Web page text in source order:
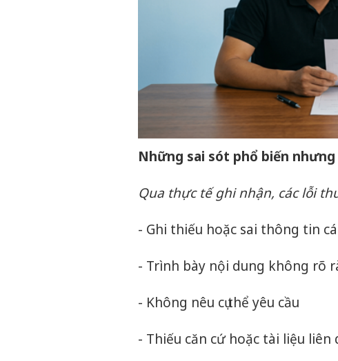
Những sai sót phổ biến
Qua thực tế ghi nhận, các lỗi
- Ghi thiếu hoặc sai thông tin
- Trình bày nội dung không rõ
- Không nêu cụ thể yêu cầu
- Thiếu căn cứ hoặc tài liệu liên